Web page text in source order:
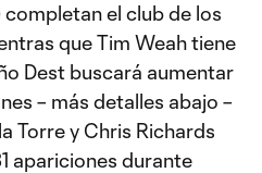
completan el club de los
que Tim Weah tiene
Dest buscará aumentar
– más detalles abajo –
Torre y Chris Richards
apariciones durante